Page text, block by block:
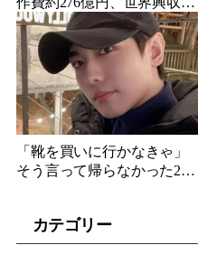
584億円のSF大作『オール・
ユー・ニード・イズ・キ
ル』がついに配信
「靴を買いに行かなきゃ」
そう言って帰らなかった24
り物”
カテゴリー